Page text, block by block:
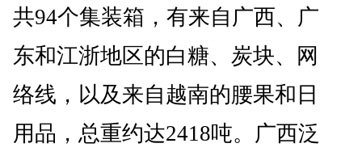
共94个集装箱，有来自广西、广
东和江浙地区的白糖、炭块、网
络线，以及来自越南的腰果和日
用品，总重约达2418吨。广西泛